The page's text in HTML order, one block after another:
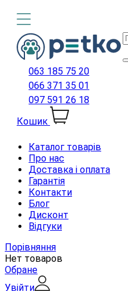
063 185 75 20
066 371 35 01
097 591 26 18
Кошик
Каталог товарів
Про нас
Доставка і оплата
Гарантія
Контакти
Блог
Дисконт
Відгуки
Порівняння
Нет товаров
Обране
Увійти